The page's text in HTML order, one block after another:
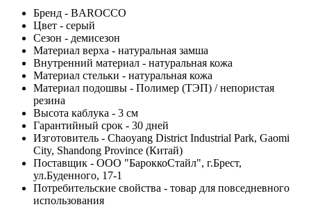
Бренд - BAROCCO
Цвет - серый
Сезон - демисезон
Материал верха - натуральная замша
Внутренний материал - натуральная кожа
Материал стельки - натуральная кожа
Материал подошвы - Полимер (ТЭП) / непористая
резина
Высота каблука - 3 см
Гарантийный срок - 30 дней
Изготовитель - Chaoyang District Industrial Park, Gaomi
City, Shandong Province (Китай)
Поставщик - ООО "БароккоСтайл", г.Брест,
ул.Буденного, 17-1
Потребительские свойства - товар для повседневного
использования